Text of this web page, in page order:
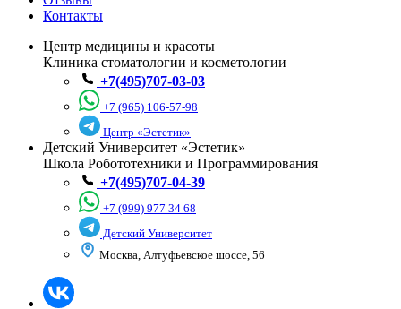
Контакты
Центр медицины и красоты
Клиника стоматологии и косметологии
+7(495)707-03-03
+7 (965) 106-57-98
Центр «Эстетик»
Детский Университет «Эстетик»
Школа Робототехники и Программирования
+7(495)707-04-39
+7 (999) 977 34 68
Детский Университет
Москва, Алтуфьевское шоссе, 56